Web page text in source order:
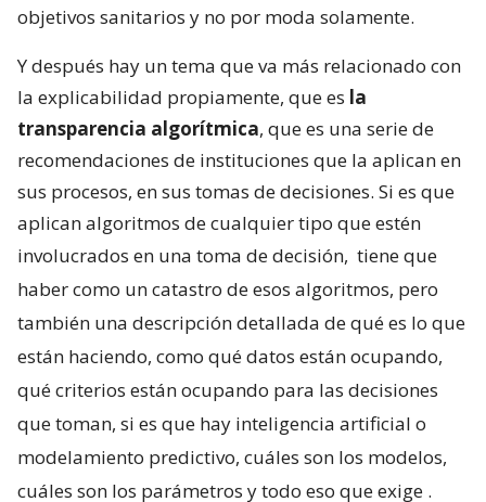
objetivos sanitarios y no por moda solamente.
Y después hay un tema que va más relacionado con
la explicabilidad propiamente, que es la
transparencia algorítmica, que es una serie de
recomendaciones de instituciones que la aplican en
sus procesos, en sus tomas de decisiones. Si es que
aplican algoritmos de cualquier tipo que estén
involucrados en una toma de decisión, tiene que
haber como un catastro de esos algoritmos, pero
también una descripción detallada de qué es lo que
están haciendo, como qué datos están ocupando,
qué criterios están ocupando para las decisiones
que toman, si es que hay inteligencia artificial o
modelamiento predictivo, cuáles son los modelos,
cuáles son los parámetros y todo eso que exige .